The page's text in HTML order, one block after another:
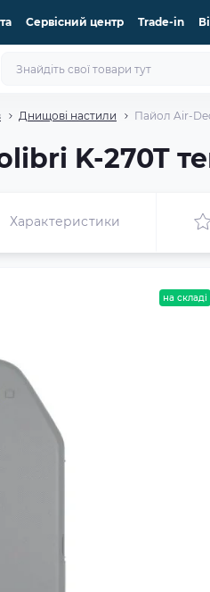
Сервісний центр Trade-in
Днищові настили Пайол Air-
K-270T
Характеристики
на складі